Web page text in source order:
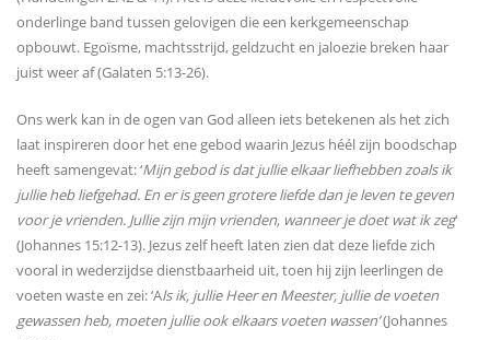
onderlinge band tussen gelovigen die een kerkgemeenschap
opbouwt. Egoïsme, machtsstrijd, geldzucht en jaloezie breken haar
juist weer af (Galaten 5:13-26).
Ons werk kan in de ogen van God alleen iets betekenen als het zich
laat inspireren door het ene gebod waarin Jezus héél zijn boodschap
heeft samengevat: ‘Mijn gebod is dat jullie elkaar liefhebben zoals ik
jullie heb liefgehad. En er is geen grotere liefde dan je leven te geven
voor je vrienden. Jullie zijn mijn vrienden, wanneer je doet wat ik zeg‘
(Johannes 15:12-13). Jezus zelf heeft laten zien dat deze liefde zich
vooral in wederzijdse dienstbaarheid uit, toen hij zijn leerlingen de
voeten waste en zei: ‘Als ik, jullie Heer en Meester, jullie de voeten
gewassen heb, moeten jullie ook elkaars voeten wassen’(Johannes